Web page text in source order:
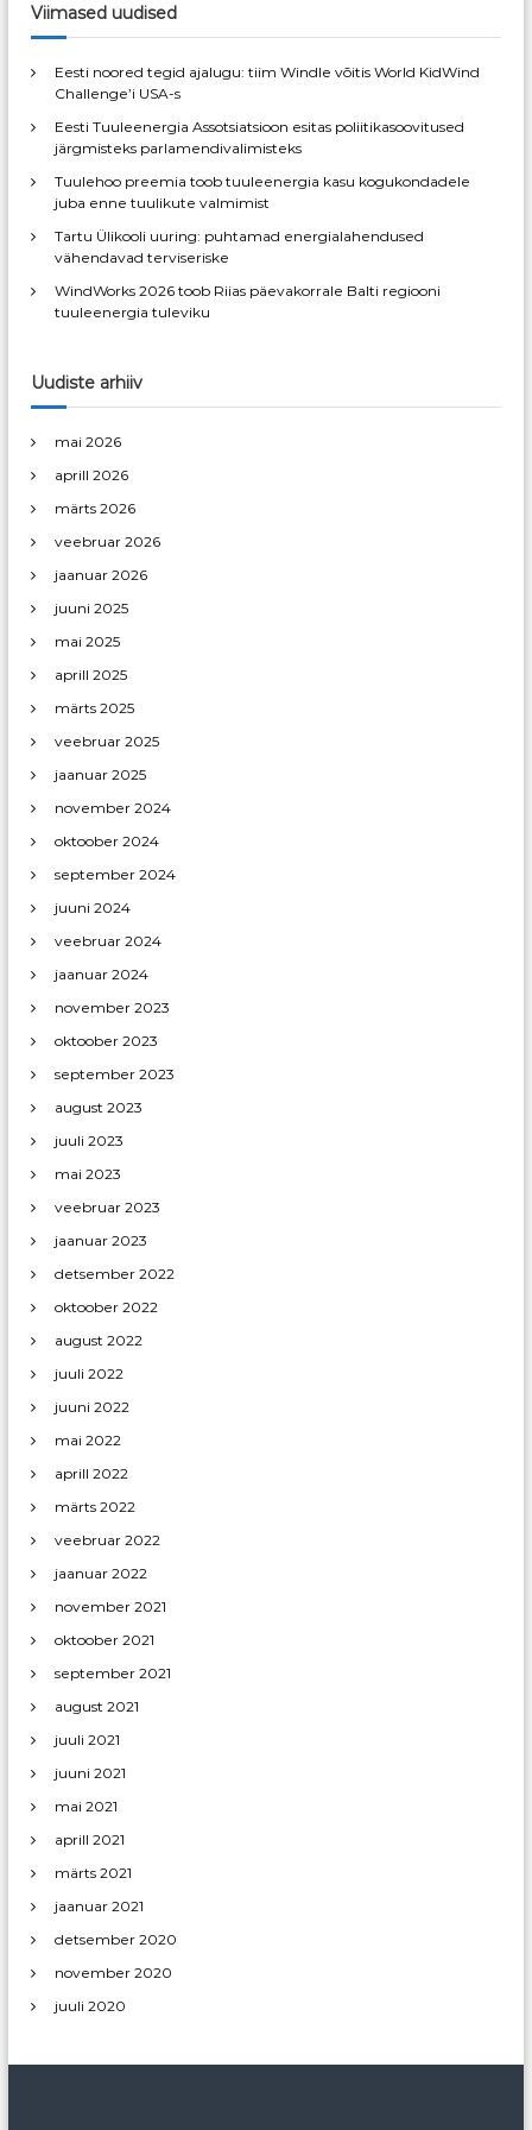
e
r
i
m
i
n
r
c
f
r
Viimased uudised
Eesti noored tegid ajalugu: tiim Windle võitis World KidWind
Challenge’i USA-s
Eesti Tuuleenergia Assotsiatsioon esitas poliitikasoovitused
järgmisteks parlamendivalimisteks
Tuulehoo preemia toob tuuleenergia kasu kogukondadele
juba enne tuulikute valmimist
Tartu Ülikooli uuring: puhtamad energialahendused
vähendavad terviseriske
WindWorks 2026 toob Riias päevakorrale Balti regiooni
tuuleenergia tuleviku
Uudiste arhiiv
mai 2026
aprill 2026
märts 2026
veebruar 2026
jaanuar 2026
juuni 2025
mai 2025
aprill 2025
märts 2025
veebruar 2025
jaanuar 2025
november 2024
oktoober 2024
september 2024
juuni 2024
veebruar 2024
jaanuar 2024
november 2023
oktoober 2023
september 2023
august 2023
juuli 2023
mai 2023
veebruar 2023
jaanuar 2023
detsember 2022
oktoober 2022
august 2022
juuli 2022
juuni 2022
mai 2022
aprill 2022
märts 2022
veebruar 2022
jaanuar 2022
november 2021
oktoober 2021
september 2021
august 2021
juuli 2021
juuni 2021
mai 2021
aprill 2021
märts 2021
jaanuar 2021
detsember 2020
november 2020
juuli 2020